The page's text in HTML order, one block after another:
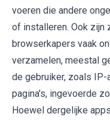
voeren die andere
of installeren. Ook zijn
browserkapers vaak
verzamelen, meestal
de gebruiker, zoals
pagina's, ingevoerde
Hoewel dergelijke